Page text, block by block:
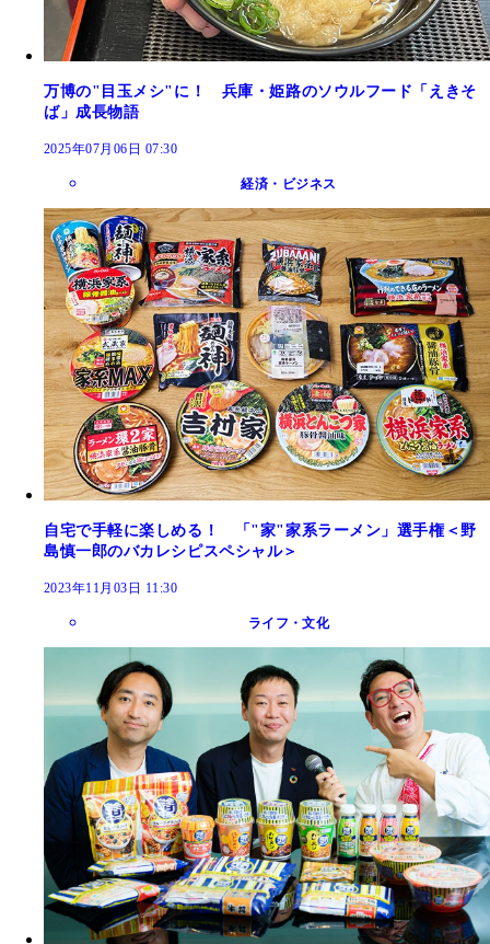
万博の"目玉メシ"に！ 兵庫・姫路のソウルフード「えきそ
ば」成長物語
2025年07月06日 07:30
経済・ビジネス
自宅で手軽に楽しめる！ 「"家"家系ラーメン」選手権＜野
島慎一郎のバカレシピスペシャル＞
2023年11月03日 11:30
ライフ・文化